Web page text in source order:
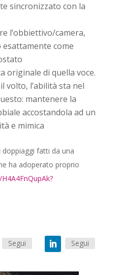
sincronizzato con la
l’obbiettivo/camera,
come
originale di quella voce.
volto, l’abilità sta nel
mantenere la
accostandola ad un
e mimica
doppiaggi fatti da una
ha adoperato proprio
Segui Segui